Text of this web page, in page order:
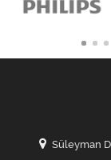
Süleyman